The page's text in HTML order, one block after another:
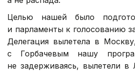
Целью нашей было
и парламенты к голосованию
Делегация вылетела в
с Горбачевым нашу
не задерживаясь, вылетели